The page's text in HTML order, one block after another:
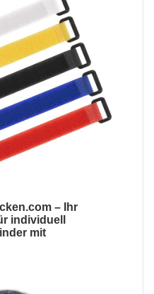
– Ihr
individuell
mit